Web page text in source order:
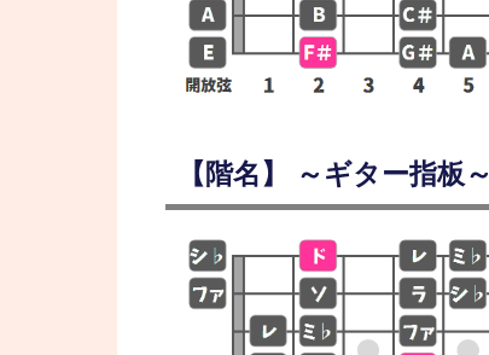
【階名】 ～ギター指板～